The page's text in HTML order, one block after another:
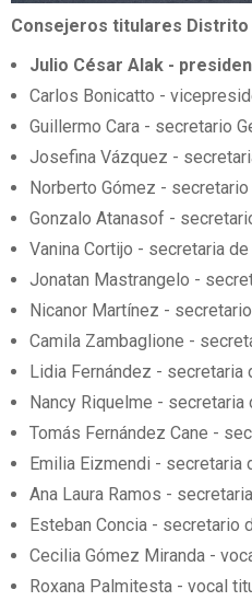
Consejeros titulares Distrito
Julio César Alak -
Carlos Bonicatto -
Guillermo Cara - secretario
Josefina Vázquez -
Norberto Gómez -
Gonzalo Atanasof -
Vanina Cortijo - secretaria
Jonatan Mastrangelo -
Nicanor Martínez -
Camila Zambaglione -
Lidia Fernández - secretaria
Nancy Riquelme -
Tomás Fernández Cane -
Emilia Eizmendi - secretaria
Ana Laura Ramos -
Esteban Concia - secretario
Cecilia Gómez Miranda -
Roxana Palmitesta - vocal